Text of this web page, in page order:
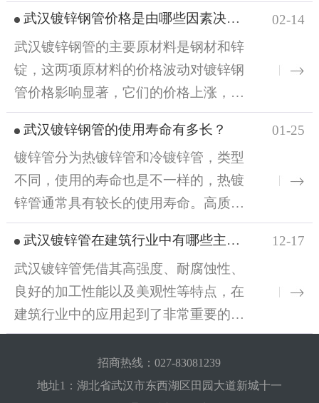
锌板连接正极，接通电源后，利用电流使锌离子在
管：镀层较厚，通常为50-100微米。2、电镀锌钢
管：镀层较薄，通常为5-30微米。三、耐腐蚀性能
和机械性能1、耐腐蚀性：热镀锌钢管的锌层厚，合
金层与纯锌层、钢管基体融为一体，耐腐蚀能力
层，容易脱落，耐腐蚀性能较差。2、镀层结合力：
热镀锌钢管的镀层与基体形成冶金结合，结合力
强，在受到外力冲击或摩擦时，镀层不易剥落；电
镀锌钢管的镀层与基体结合力相对较弱，外力作用
下易出现剥落现象。1、四、价格方面热镀锌钢管生
产工艺复杂...
武汉镀锌钢管价格是由哪些因素决定的
02-14
武汉镀锌钢管的主要原材料是钢材和锌
锭，这两项原材料的价格波动对镀锌钢
管价格影响显著，它们的价格上涨，镀
锌钢管价格也会随之上升；镀锌工艺有
热镀锌和冷镀锌之分。热镀锌层厚，耐
腐蚀性强，生产工艺相对复杂，成本较
高，价格也比冷镀锌钢管高。冷镀锌工
艺相对简单，成本较低，但耐腐蚀性不
的另一个关键的因素，镀锌钢管的直
径、壁厚等规格不同，价格也不同。一
般来说，直径越大、壁厚越厚，生产所
格也就越高产品的质量标准包括镀锌层
厚度、钢管的力学性能等。符合更高质
武汉镀锌钢管的使用寿命有多长？
01-25
镀锌管分为热镀锌管和冷镀锌管，类型
不同，使用的寿命也是不一样的，热镀
锌管通常具有较长的使用寿命。高质量
的热镀锌工艺可以确保锌层均匀、牢固
地附着在钢管表面，从而提高其抗腐蚀
性能。在常规的使用环境下，如普通的
建筑给排水系统，热镀锌管的使用年限
可以达到20年以上，甚至更久。一些资
热镀锌管的使用寿命可以达到50年或更
长。然而，如果镀锌层质量不佳或使用
武汉镀锌管在建筑行业中有哪些主要用途？
12-17
武汉镀锌管凭借其高强度、耐腐蚀性、
良好的加工性能以及美观性等特点，在
建筑行业中的应用起到了非常重要的作
用，一、承重与支撑结构镀锌管因其高
强度特性，常被用于建筑中的梁柱和屋
架等承重结构，能够承受较大的载荷，
招商热线：027-83081239
地址1：湖北省武汉市东西湖区田园大道新城十一